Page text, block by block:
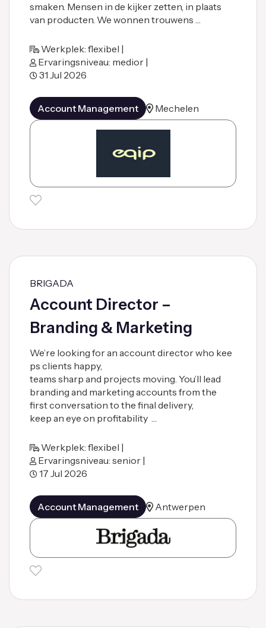
smaken. Mensen in de kijker zetten, in plaats
van producten. We wonnen trouwens …
Werkplek: flexibel |
Ervaringsniveau: medior |
31 Jul 2026
Account Management Mechelen
BRIGADA
Account Director –
Branding & Marketing
We’re looking for an account director who kee
ps clients happy,
teams sharp and projects moving. You’ll lead
branding and marketing accounts from the
first conversation to the final delivery,
keep an eye on profitability …
Werkplek: flexibel |
Ervaringsniveau: senior |
17 Jul 2026
Account Management Antwerpen